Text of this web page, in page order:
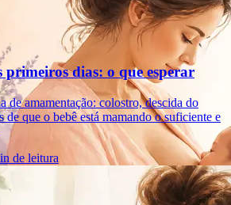
primeiros dias: o que esperar
de amamentação: colostro, descida do
de que o bebê está mamando o suficiente e
de leitura